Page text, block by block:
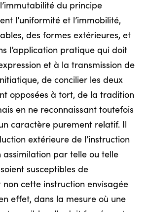
l’immutabilité du principe
l’uniformité et l’immobilité,
des formes extérieures, et
l’application pratique qui doit
et à la transmission de
de concilier les deux
opposées à tort, de la tradition
en ne reconnaissant toutefois
caractère purement relatif. Il
extérieure de l’instruction
assimilation par telle ou telle
susceptibles de
non cette instruction envisagée
effet, dans la mesure où une